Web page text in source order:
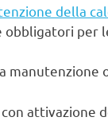
della
obbligatori per
con attivazione